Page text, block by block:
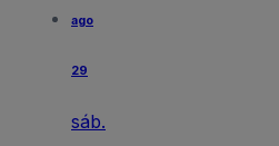
ago
29
sáb.